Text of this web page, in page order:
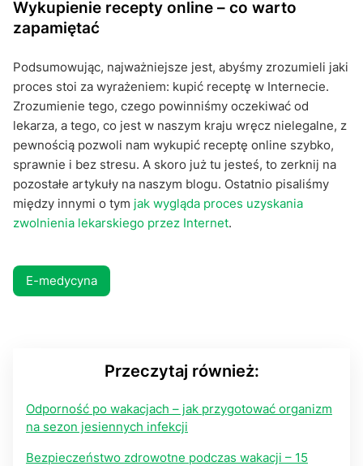
Wykupienie recepty online – co warto
zapamiętać
Podsumowując, najważniejsze jest, abyśmy zrozumieli jaki
proces stoi za wyrażeniem: kupić receptę w Internecie.
Zrozumienie tego, czego powinniśmy oczekiwać od
lekarza, a tego, co jest w naszym kraju wręcz nielegalne, z
pewnością pozwoli nam wykupić receptę online szybko,
sprawnie i bez stresu. A skoro już tu jesteś, to zerknij na
pozostałe artykuły na naszym blogu. Ostatnio pisaliśmy
między innymi o tym jak wygląda proces uzyskania
zwolnienia lekarskiego przez Internet.
E-medycyna
Przeczytaj również:
Odporność po wakacjach – jak przygotować organizm
na sezon jesiennych infekcji
Bezpieczeństwo zdrowotne podczas wakacji – 15